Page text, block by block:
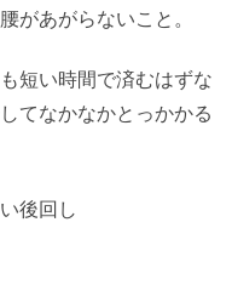
があがらないこと。
短い時間で済むはずな
てなかなかとっかかる
後回し